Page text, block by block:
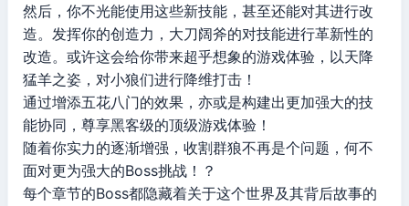
然后，你不光能使用这些新技能，甚至还能对其进行改
造。发挥你的创造力，大刀阔斧的对技能进行革新性的
改造。或许这会给你带来超乎想象的游戏体验，以天降
猛羊之姿，对小狼们进行降维打击！
通过增添五花八门的效果，亦或是构建出更加强大的技
能协同，尊享黑客级的顶级游戏体验！
随着你实力的逐渐增强，收割群狼不再是个问题，何不
面对更为强大的Boss挑战！？
每个章节的Boss都隐藏着关于这个世界及其背后故事的